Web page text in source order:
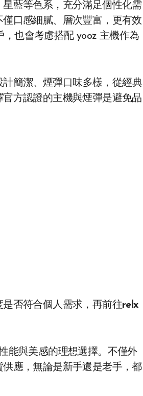
藍等色系，充分滿足個性化需
口感細膩、層次豐富，更有效
也會考慮搭配 yooz 主機作為
簡潔、煙彈口味多樣，從經典
方認證的主機與煙彈是避免品
否符合個人需求，再前往relx
能與美感的理想選擇。不僅外
應，無論是新手還是老手，都